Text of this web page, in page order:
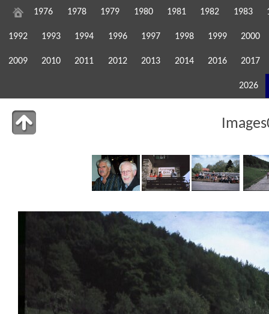
1976 1978 1979 1980 1981 1982 1983
1992 1993 1994 1996 1997 1998 1999 2000
2009 2010 2011 2012 2013 2014 2016 2017
2026